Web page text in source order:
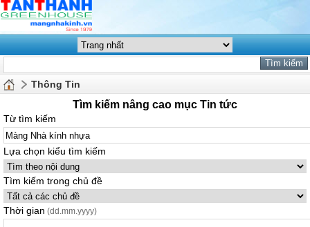
Thông Tin
Tìm kiếm nâng cao mục Tin tức
Từ tìm kiếm
Lựa chọn kiểu tìm kiếm
Tìm kiếm trong chủ đề
Thời gian (dd.mm.yyyy)